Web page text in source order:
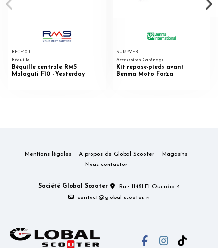
BECF10R
Béquille
Béquille centrale RMS
Malaguti F10 - Yesterday
SURPVFB
Accessoires Carénage
Kit repose-pieds avant
Benma Moto Forza
Mentions légales A propos de Global Scooter
Magasins
Nous contacter
Société Global Scooter
Rue 11481 El Ouerdia 4
contact@global-scooter.tn